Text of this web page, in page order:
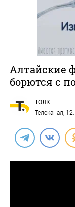
Алтайские
борются с
ТОЛК
Телеканал,